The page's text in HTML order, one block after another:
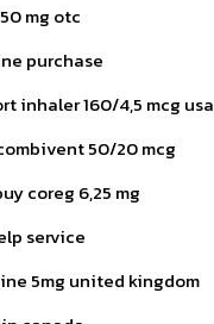
mg otc
purchase
inhaler 160/4,5 mcg usa
50/20 mcg
coreg 6,25 mg
service
5mg united kingdom